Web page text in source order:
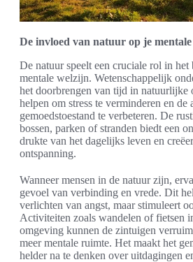
De invloed van natuur op je
De natuur speelt een cruciale rol in het
mentale welzijn. Wetenschappelijk
het doorbrengen van tijd in natuurlijke
helpen om stress te verminderen en de
gemoedstoestand te verbeteren. De
bossen, parken of stranden biedt een
drukte van het dagelijks leven en
ontspanning.
Wanneer mensen in de natuur zijn,
gevoel van verbinding en vrede. Dit
verlichten van angst, maar stimuleert
Activiteiten zoals wandelen of fietsen
omgeving kunnen de zintuigen
meer mentale ruimte. Het maakt het
helder na te denken over uitdagingen